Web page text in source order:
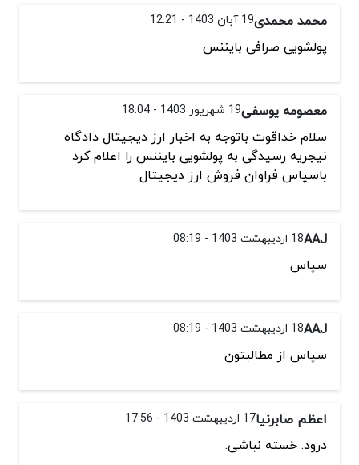
محمد محمدی19 آبان 1403 - 12:21
پولشویی صرافی بایننس
معصومه یوسفی19 شهریور 1403 - 18:04
سلام خداقوت باتوجه به اخبار ارز دیجیتال دادگاه
نیجریه رسیدگی به پولشویی بایننس را اعلام کرد
باسپاس فراوان فروش ارز دیجیتال
AAJ18 اردیبهشت 1403 - 08:19
سپاس
AAJ18 اردیبهشت 1403 - 08:19
سپاس از مطالبتون
اعظم صابرنیا17 اردیبهشت 1403 - 17:56
درود. خسته نباشی.